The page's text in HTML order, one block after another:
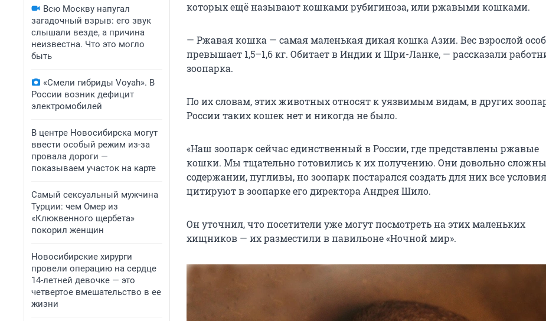
Всю Москву напугал
загадочный взрыв: его звук
слышали везде, а причина
неизвестна. Что это могло
быть
«Смели гибриды Voyah». В
России возник дефицит
электромобилей
В центре Новосибирска могут
ввести особый режим из-за
провала дороги —
показываем участок на карте
Самый сексуальный мужчина
Турции: чем Омер из
«Клюквенного щербета»
покорил женщин
Новосибирские хирурги
провели операцию на сердце
14-летней девочке — это
четвертое вмешательство в ее
жизни
которых ещё называют кошками рубигиноза, или ржавыми кошками.
— Ржавая кошка — самая маленькая дикая кошка Азии. Вес взрослой
превышает 1,5–1,6 кг. Обитает в Индии и Шри-Ланке, — рассказали
зоопарка.
По их словам, этих животных относят к уязвимым видам, в других
России таких кошек нет и никогда не было.
«Наш зоопарк сейчас единственный в России, где представлены ржавые
кошки. Мы тщательно готовились к их получению. Они довольно
содержании, пугливы, но зоопарк постарался создать для них все
цитируют в зоопарке его директора Андрея Шило.
Он уточнил, что посетители уже могут посмотреть на этих маленьких
хищников — их разместили в павильоне «Ночной мир».